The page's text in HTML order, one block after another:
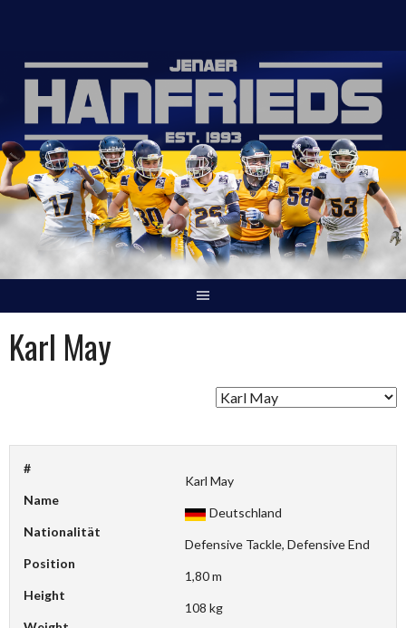
Karl May
#
Name
Karl May
Nationalität
Deutschland
Position
Defensive Tackle, Defensive End
Height
1,80 m
108 kg